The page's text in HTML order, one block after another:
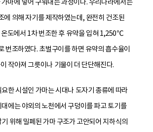
마에 넣어 구워내는 과정이다. 우리나라에서는
에 의해 자기를 제작하였는데, 완전히 건조된
도에서 1차 번조한 후 유약을 입혀 1,250℃
번조하였다. 초벌구이를 하면 유약의 흡수율이
작아져 그릇이나 기물이 더 단단해진다.
한 시설인 가마는 시대나 도자기 종류에 따라
에는 야외의 노천에서 구덩이를 파고 토기를
위해 밀폐된 가마 구조가 고안되어 지하식의